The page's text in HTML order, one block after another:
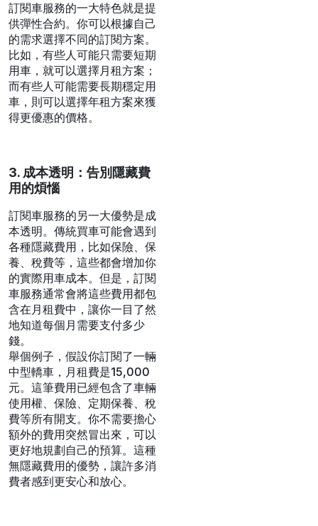
訂閱車服務的一大特色就是提
供彈性合約。你可以根據自己
的需求選擇不同的訂閱方案。
比如，有些人可能只需要短期
用車，就可以選擇月租方案；
而有些人可能需要長期穩定用
車，則可以選擇年租方案來獲
得更優惠的價格。
3. 成本透明：告別隱藏費
用的煩惱
訂閱車服務的另一大優勢是成
本透明。傳統買車可能會遇到
各種隱藏費用，比如保險、保
養、稅費等，這些都會增加你
的實際用車成本。但是，訂閱
車服務通常會將這些費用都包
含在月租費中，讓你一目了然
地知道每個月需要支付多少
錢。
舉個例子，假設你訂閱了一輛
中型轎車，月租費是15,000
元。這筆費用已經包含了車輛
使用權、保險、定期保養、稅
費等所有開支。你不需要擔心
額外的費用突然冒出來，可以
更好地規劃自己的預算。這種
無隱藏費用的優勢，讓許多消
費者感到更安心和放心。